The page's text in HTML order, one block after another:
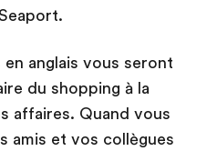
anglais vous seront
du shopping à la
affaires. Quand vous
amis et vos collègues